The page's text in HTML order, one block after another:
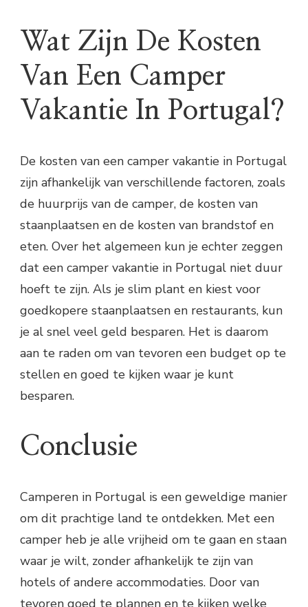
Wat Zijn De Kosten
Van Een Camper
Vakantie In Portugal?
De kosten van een camper vakantie in Portugal
zijn afhankelijk van verschillende factoren, zoals
de huurprijs van de camper, de kosten van
staanplaatsen en de kosten van brandstof en
eten. Over het algemeen kun je echter zeggen
dat een camper vakantie in Portugal niet duur
hoeft te zijn. Als je slim plant en kiest voor
goedkopere staanplaatsen en restaurants, kun
je al snel veel geld besparen. Het is daarom
aan te raden om van tevoren een budget op te
stellen en goed te kijken waar je kunt
besparen.
Conclusie
Camperen in Portugal is een geweldige manier
om dit prachtige land te ontdekken. Met een
camper heb je alle vrijheid om te gaan en staan
waar je wilt, zonder afhankelijk te zijn van
hotels of andere accommodaties. Door van
tevoren goed te plannen en te kijken welke